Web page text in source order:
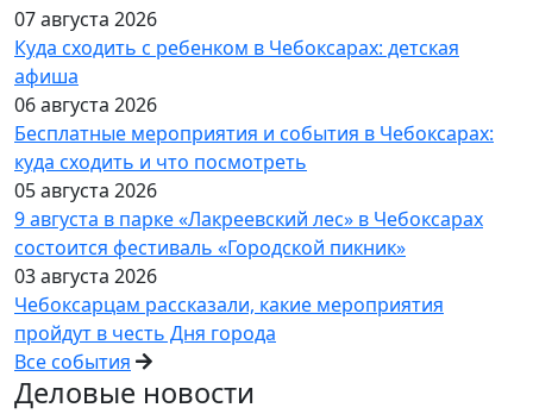
07 августа 2026
Куда сходить с ребенком в Чебоксарах: детская
афиша
06 августа 2026
Бесплатные мероприятия и события в Чебоксарах:
куда сходить и что посмотреть
05 августа 2026
9 августа в парке «Лакреевский лес» в Чебоксарах
состоится фестиваль «Городской пикник»
03 августа 2026
Чебоксарцам рассказали, какие мероприятия
пройдут в честь Дня города
Все события
Деловые новости